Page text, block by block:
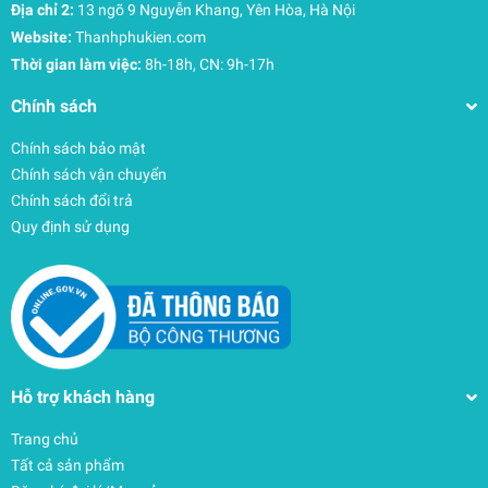
- Màu sắc chủ đạo: Xanh dương, Xanh lá, Cam
- Hiển thị Giờ : Phút số lớn dễ nhìn
- Ngày Tháng Dương Lịch
- Thứ, Nhiệt độ, Độ ẩm
- Phạm vi nhiệt độ -9 đến 50 độ C
- Tự động giảm độ sáng theo môi trường xun
quang ( Cảm biến ánh sáng)
- Sử dụng nguồn điện 220V
- Dễ dàng lắp đặt
Địa chỉ 2: 13 ngõ 9 Nguyễn Khang, Yên Hòa, Hà Nội
Website: Thanhphukien.com
Thời gian làm việc: 8h-18h, CN: 9h-17h
Chính sách
Chính sách bảo mật
Chính sách vận chuyển
Chính sách đổi trả
Quy định sử dụng
Hỗ trợ khách hàng
Trang chủ
Tất cả sản phẩm